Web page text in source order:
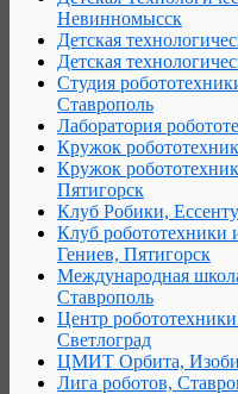
Невинномысск
Детская
Детская
Студия
Ставрополь
Лаборатория
Кружок
Кружок
Пятигорск
Клуб Робики,
Клуб робототехники
Гениев, Пятигорск
Международная
Ставрополь
Центр
Светлоград
ЦМИТ Орбита,
Лига роботов,